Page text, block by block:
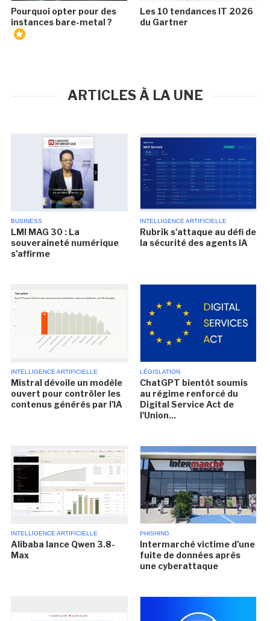
Pourquoi opter pour des
instances bare-metal ?
Les 10 tendances IT 2026
du Gartner
ARTICLES À LA UNE
BUSINESS
LMI MAG 30 : La
souveraineté numérique
s'affirme
INTELLIGENCE ARTIFICIELLE
Rubrik s'attaque au défi de
la sécurité des agents IA
INTELLIGENCE ARTIFICIELLE
Mistral dévoile un modèle
ouvert pour contrôler les
contenus générés par l'IA
LÉGISLATION
ChatGPT bientôt soumis
au régime renforcé du
Digital Service Act de
l'Union...
INTELLIGENCE ARTIFICIELLE
Alibaba lance Qwen 3.8-
Max
PHISHING
Intermarché victime d'une
fuite de données après
une cyberattaque